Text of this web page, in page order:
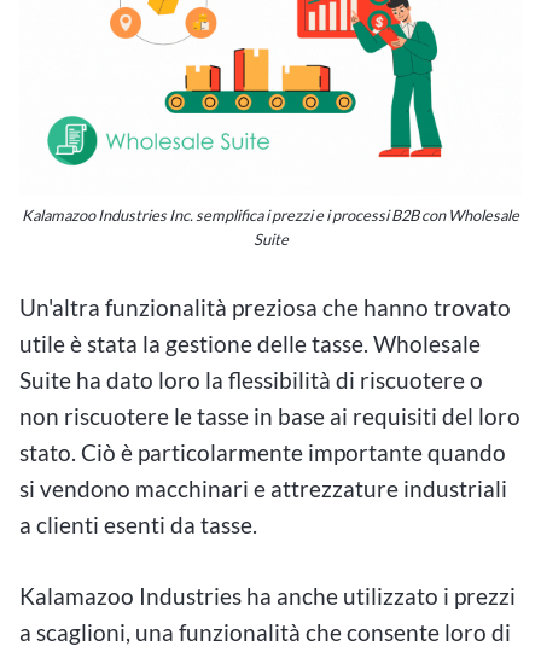
Kalamazoo Industries Inc. semplifica i prezzi e i processi B2B con Wholesale
Suite
Un'altra funzionalità preziosa che hanno trovato
utile è stata la gestione delle tasse. Wholesale
Suite ha dato loro la flessibilità di riscuotere o
non riscuotere le tasse in base ai requisiti del loro
stato. Ciò è particolarmente importante quando
si vendono macchinari e attrezzature industriali
a clienti esenti da tasse.
Kalamazoo Industries ha anche utilizzato i prezzi
a scaglioni, una funzionalità che consente loro di